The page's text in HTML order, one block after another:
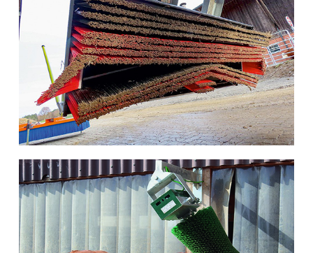
Actisweep
Megabürste
... weiter
Viehkratz-
bürsten